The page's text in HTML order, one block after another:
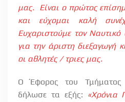
μας. Είναι ο πρώτος
και εύχομαι καλή
Ευχαριστούμε τον
για την άριστη διεξαγωγή
οι αθλητές / τριες μας.
Ο Έφορος του Τμήματος
δήλωσε τα εξής: «Χρόνια